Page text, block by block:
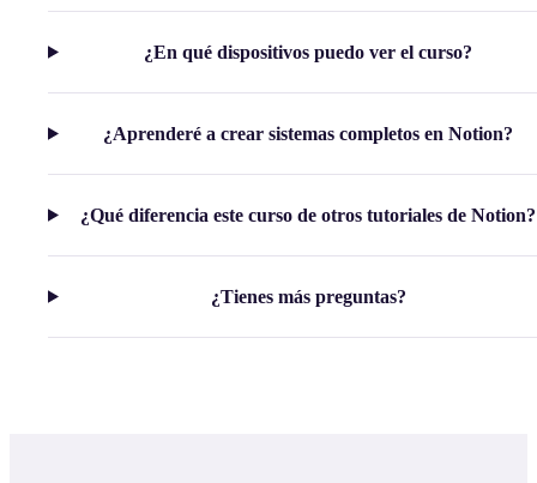
¿En qué dispositivos puedo ver el curso?
¿Aprenderé a crear sistemas completos en Notion?
¿Qué diferencia este curso de otros tutoriales de Notion?
¿Tienes más preguntas?